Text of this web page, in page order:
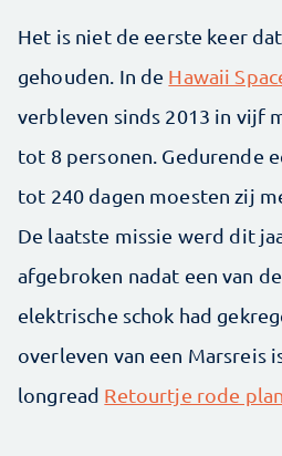
Het is niet de eerste keer
gehouden. In de Hawaii
verbleven sinds 2013 in vijf
tot 8 personen. Gedurende
tot 240 dagen moesten zij
De laatste missie werd dit
afgebroken nadat een van
elektrische schok had
overleven van een Marsreis
longread Retourtje rode